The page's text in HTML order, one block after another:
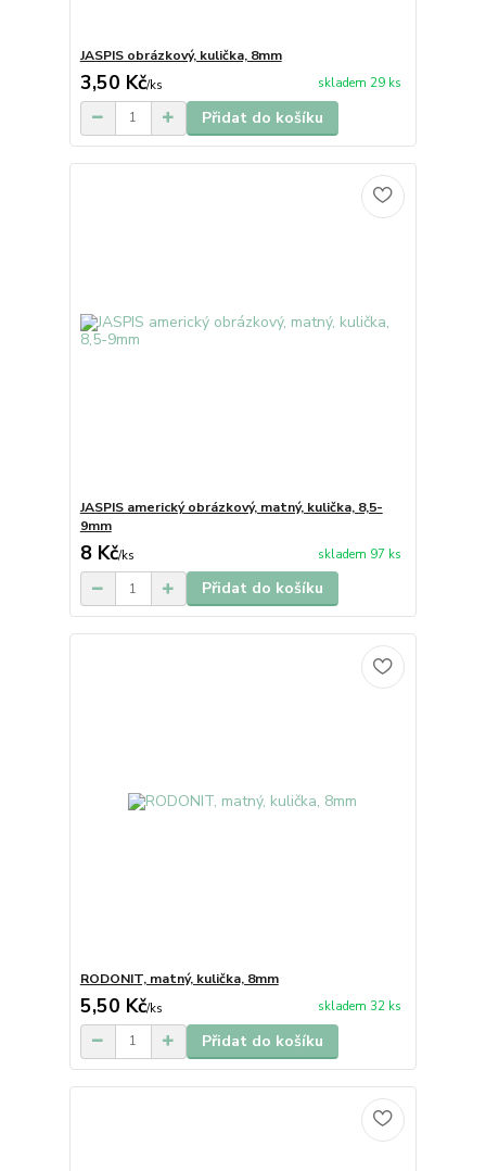
JASPIS obrázkový, kulička, 8mm
3,50 Kč/ks skladem 29 ks
Přidat do košíku
JASPIS americký obrázkový, matný, kulička, 8,5-
9mm
8 Kč/ks skladem 97 ks
Přidat do košíku
RODONIT, matný, kulička, 8mm
5,50 Kč/ks skladem 32 ks
Přidat do košíku